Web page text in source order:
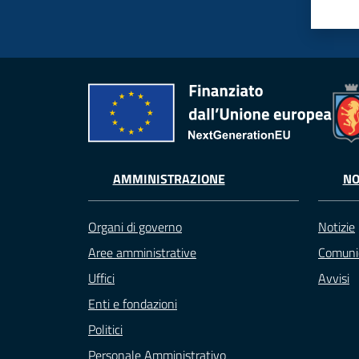
AMMINISTRAZIONE
Organi di governo
Aree amministrative
Uffici
Enti e fondazioni
Politici
Personale Amministrativo
Notizie
Avvisi